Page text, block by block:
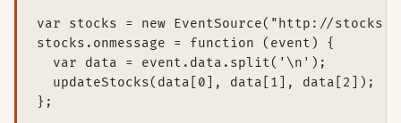
var stocks = new EventSource("http://
stocks.onmessage = function (event) {
  var data = event.data.split('\n');
  updateStocks(data[0], data[1], data[2]);
};